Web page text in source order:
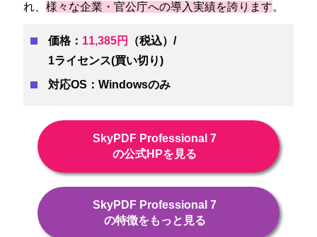
れ、様々な企業・官公庁への導入実績を誇ります。
価格： 11,385円
（税込）/
1ライセンス(買い切り)
対応OS：Windowsのみ
SkyPDF Professional 7
の公式HPを見る
SkyPDF Professional 7
の特徴をもっと見る